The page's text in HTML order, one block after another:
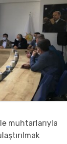
muhtarlarıyla